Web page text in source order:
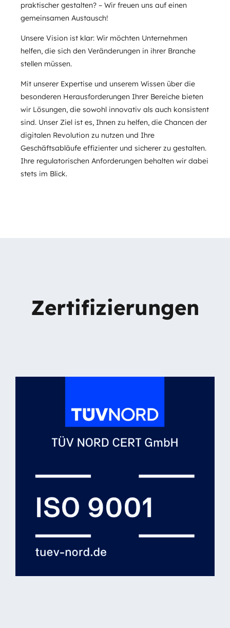
praktischer gestalten? – Wir freuen uns auf einen
gemeinsamen Austausch!
Unsere Vision ist klar: Wir möchten Unternehmen
helfen, die sich den Veränderungen in ihrer Branche
stellen müssen.
Mit unserer Expertise und unserem Wissen über die
besonderen Herausforderungen Ihrer Bereiche bieten
wir Lösungen, die sowohl innovativ als auch konsistent
sind. Unser Ziel ist es, Ihnen zu helfen, die Chancen der
digitalen Revolution zu nutzen und Ihre
Geschäftsabläufe effizienter und sicherer zu gestalten.
Ihre regulatorischen Anforderungen behalten wir dabei
stets im Blick.
Zertifizierungen